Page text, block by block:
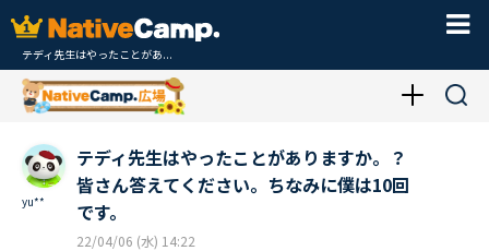
テディ先生はやったことがあ...
yu**
テディ先生はやったことがありますか。？
皆さん答えてください。ちなみに僕は10回
です。
22/04/06 (水) 14:22